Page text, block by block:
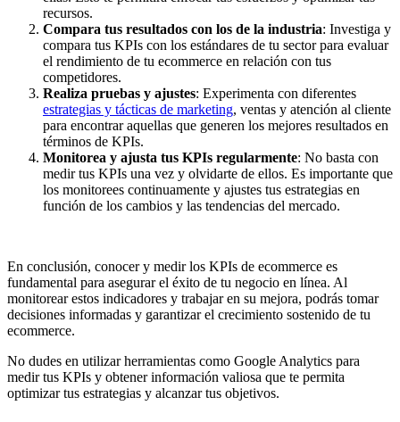
recursos.
Compara tus resultados con los de la industria: Investiga y
compara tus KPIs con los estándares de tu sector para evaluar
el rendimiento de tu ecommerce en relación con tus
competidores.
Realiza pruebas y ajustes: Experimenta con diferentes
estrategias y tácticas de marketing, ventas y atención al cliente
para encontrar aquellas que generen los mejores resultados en
términos de KPIs.
Monitorea y ajusta tus KPIs regularmente: No basta con
medir tus KPIs una vez y olvidarte de ellos. Es importante que
los monitorees continuamente y ajustes tus estrategias en
función de los cambios y las tendencias del mercado.
En conclusión, conocer y medir los KPIs de ecommerce es
fundamental para asegurar el éxito de tu negocio en línea. Al
monitorear estos indicadores y trabajar en su mejora, podrás tomar
decisiones informadas y garantizar el crecimiento sostenido de tu
ecommerce.
No dudes en utilizar herramientas como Google Analytics para
medir tus KPIs y obtener información valiosa que te permita
optimizar tus estrategias y alcanzar tus objetivos.